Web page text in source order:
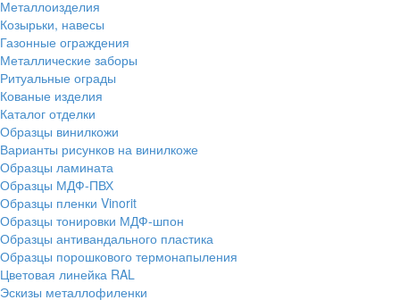
Металлоизделия
Козырьки, навесы
Газонные ограждения
Металлические заборы
Ритуальные ограды
Кованые изделия
Каталог отделки
Образцы винилкожи
Варианты рисунков на винилкоже
Образцы ламината
Образцы МДФ-ПВХ
Образцы пленки Vinorit
Образцы тонировки МДФ-шпон
Образцы антивандального пластика
Образцы порошкового термонапыления
Цветовая линейка RAL
Эскизы металлофиленки